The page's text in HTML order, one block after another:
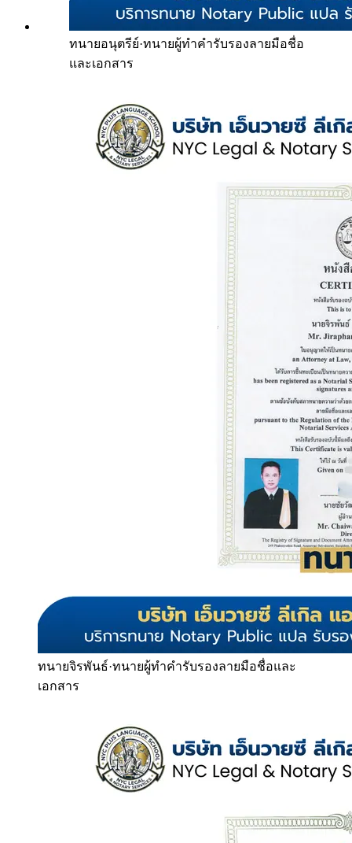
ทนายอนุตรีย์·ทนายผู้ทำคำรับรองลายมือชื่อ
และเอกสาร
ทนายจิรพันธ์·ทนายผู้ทำคำรับรองลายมือชื่อและ
เอกสาร